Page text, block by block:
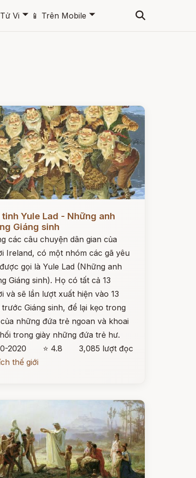
Tử Vi 🞃 📱 Trên Mobile 🞃
tinh Yule Lad - Những anh
Giáng sinh
các câu chuyện dân gian của
Ireland, có một nhóm các gã yêu
gọi là Yule Lad (Những anh
Giáng sinh). Họ có tất cả 13
và sẽ lần lượt xuất hiện vào 13
trước Giáng sinh, để lại kẹo trong
những đứa trẻ ngoan và khoai
trong giày những đứa trẻ hư.
2020
⭐ 4.8
3,085 lượt đọc
thế giới